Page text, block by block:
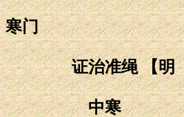
寒门
证治准绳 【明
中寒